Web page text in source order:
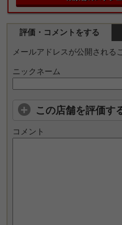
評価・コメントをする
メールアドレスが公開される
ニックネーム
この店舗を評価す
コメント